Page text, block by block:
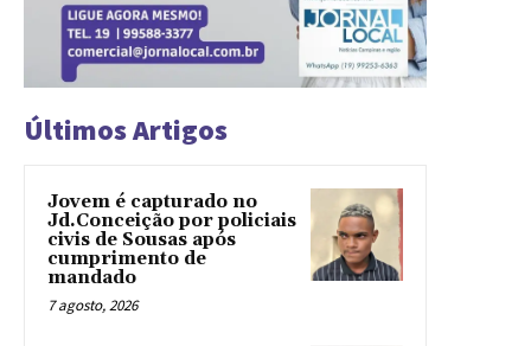
Últimos Artigos
Jovem é capturado no
Jd.Conceição por policiais
civis de Sousas após
cumprimento de
mandado
7 agosto, 2026